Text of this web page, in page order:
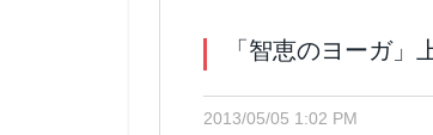
「智恵のヨーガ」
2013/05/05 1:02 PM